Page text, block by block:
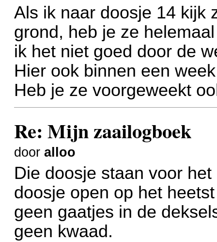
Als ik naar doosje 14 kijk
grond, heb je ze
ik het niet goed door de
Hier ook binnen een
Heb je ze voorgeweekt
Re: Mijn zaailogboek
dooralloo
Die doosje staan voor
doosje open op het
geen gaatjes in de
geen kwaad.